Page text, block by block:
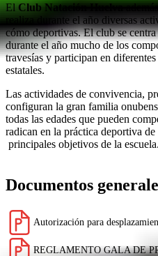
ElClub Natación Huelva
realiza durante el año diversas
cómo deportivas. El club se
durante el año mucho de los
travesías y participan en
estatales.
Las actividades de convivencia,
configuran la gran familia
todas las edades que pueden
radican en la práctica deportiva
principales objetivos de la escuela.
Documentos
Autorización para
REGLAMENTO GALA DE